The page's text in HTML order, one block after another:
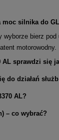
silnika do
wyborze bierz
motorowodny.
AL sprawdzi się
do działań
AL?
– co wybrać?